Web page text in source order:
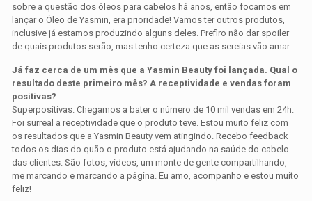
sobre a questão dos óleos para cabelos há anos, então focamos em
lançar o Óleo de Yasmin, era prioridade! Vamos ter outros produtos,
inclusive já estamos produzindo alguns deles. Prefiro não dar spoiler
de quais produtos serão, mas tenho certeza que as sereias vão amar.
Já faz cerca de um mês que a Yasmin Beauty foi lançada. Qual o
resultado deste primeiro mês? A receptividade e vendas foram
positivas?
Superpositivas. Chegamos a bater o número de 10 mil vendas em 24h.
Foi surreal a receptividade que o produto teve. Estou muito feliz com
os resultados que a Yasmin Beauty vem atingindo. Recebo feedback
todos os dias do quão o produto está ajudando na saúde do cabelo
das clientes. São fotos, vídeos, um monte de gente compartilhando,
me marcando e marcando a página. Eu amo, acompanho e estou muito
feliz!